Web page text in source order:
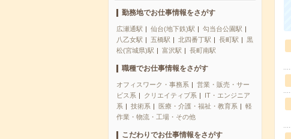
勤務地でお仕事情報をさがす
広瀬通駅 仙台(地下鉄)駅
勾当台公園駅
八乙女駅
五橋駅 北四番丁駅 長町駅
黒
松(宮城県)駅
富沢駅 長町南駅
職種でお仕事情報をさがす
オフィスワーク・事務系
営業・販売・サー
ビス系
クリエイティブ系
IT・エンジニア
系
技術系 医療・介護・福祉・教育系
軽
作業・物流・工場・その他
こだわりでお仕事情報をさがす